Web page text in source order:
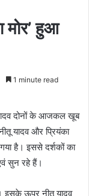
मोर’ हुआ
1 minute read
यादव दोनों के आजकल खूब
यादव और प्रियंका
गया है। इससे दर्शकों का
सुन रहे हैं।
इसके ऊपर नीतू यादव